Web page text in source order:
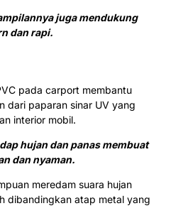
juga mendukung
dan rapi.
pada carport membantu
dari paparan sinar UV yang
interior mobil.
hujan dan panas membuat
dan nyaman.
meredam suara hujan
dibandingkan atap metal yang